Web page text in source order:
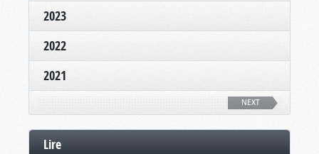
2023
2022
2021
NEXT
Lire